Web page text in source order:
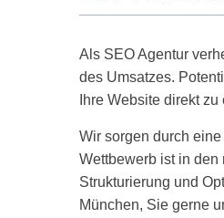
Als SEO Agentur
des Umsatzes.
Ihre Website direkt zu
Wir sorgen durch
Wettbewerb ist in
Strukturierung und
München, Sie gerne